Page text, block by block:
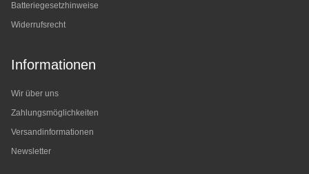
Batteriegesetzhinweise
Widerrufsrecht
Informationen
Wir über uns
Zahlungsmöglichkeiten
Versandinformationen
Newsletter